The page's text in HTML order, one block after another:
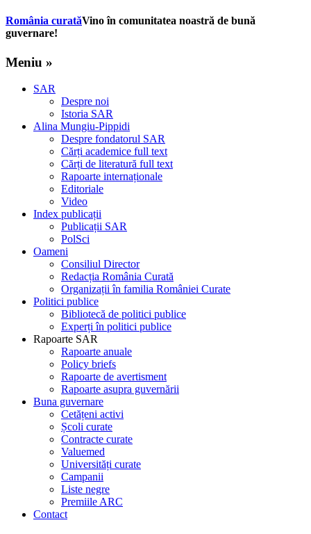
România curatăVino în comunitatea noastră de bună
guvernare!
Meniu »
SAR
Despre noi
Istoria SAR
Alina Mungiu-Pippidi
Despre fondatorul SAR
Cărți academice full text
Cărți de literatură full text
Rapoarte internaționale
Editoriale
Video
Index publicații
Publicații SAR
PolSci
Oameni
Consiliul Director
Redacția România Curată
Organizații în familia României Curate
Politici publice
Bibliotecă de politici publice
Experți în politici publice
Rapoarte SAR
Rapoarte anuale
Policy briefs
Rapoarte de avertisment
Rapoarte asupra guvernării
Buna guvernare
Cetățeni activi
Școli curate
Contracte curate
Valuemed
Universități curate
Campanii
Liste negre
Premiile ARC
Contact